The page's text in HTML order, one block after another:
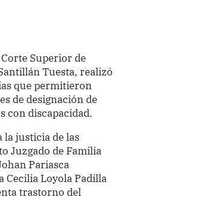
Superior de
Tuesta, realizó
que permitieron
de designación de
con discapacidad.
la justicia de las
Juzgado de Familia
Pariasca
Cecilia Loyola Padilla
trastorno del